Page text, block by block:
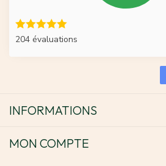
204 évaluations
INFORMATIONS
MON COMPTE